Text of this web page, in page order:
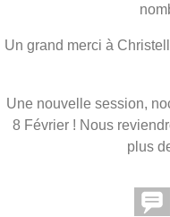
Un grand merci à
Une nouvelle session,
8 Février ! Nous
plus